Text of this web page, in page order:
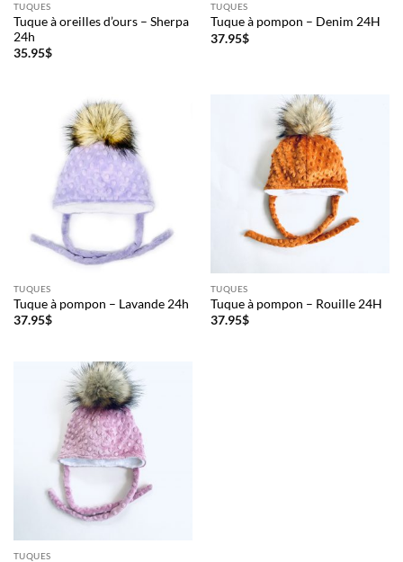
TUQUES
Tuque à oreilles d’ours – Sherpa
24h
35.95$
TUQUES
Tuque à pompon – Denim 24H
37.95$
TUQUES
Tuque à pompon – Lavande 24h
37.95$
TUQUES
Tuque à pompon – Rouille 24H
37.95$
TUQUES
*
Date
naissance
Cliquez
ici
pour
10%